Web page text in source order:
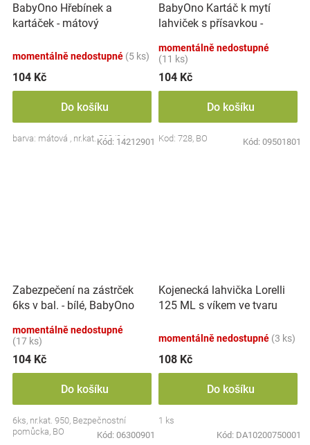
BabyOno Hřebínek a
kartáček - mátový
momentálně nedostupné (5 ks)
104 Kč
Do košíku
barva: mátová , nr.kat. 569/04
Kód: 14212901
BabyOno Kartáč k mytí
lahviček s přísavkou -
momentálně nedostupné
(11 ks)
104 Kč
Do košíku
Kod: 728, BO Kód: 09501801
Zabezpečení na zástrček
6ks v bal. - bílé, BabyOno
momentálně nedostupné
(17 ks)
104 Kč
Do košíku
6ks, nr.kat. 950, Bezpečnostní
pomůcka, BO
Kód: 06300901
Kojenecká lahvička Lorelli
125 ML s víkem ve tvaru
momentálně nedostupné (3 ks)
108 Kč
Do košíku
1 ks
Kód: DA10200750001